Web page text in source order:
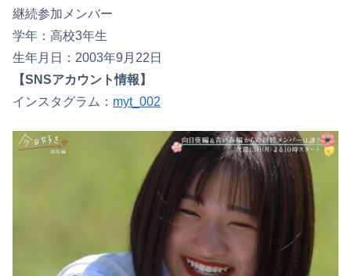
継続参加メンバー
学年：高校3年生
生年月日：2003年9月22日
【SNSアカウント情報】
インスタグラム： myt_002